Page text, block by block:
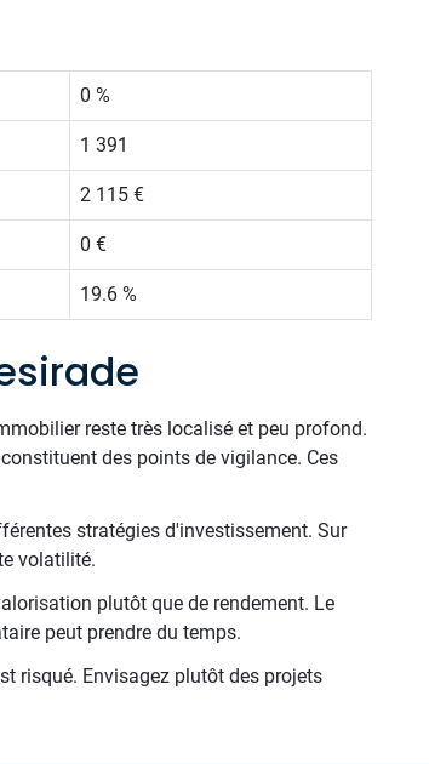
0 %
1 391
2 115 €
0 €
19.6 %
reste très localisé et peu profond.
des points de vigilance. Ces
stratégies d'investissement. Sur
volatilité.
plutôt que de rendement. Le
peut prendre du temps.
risqué. Envisagez plutôt des projets